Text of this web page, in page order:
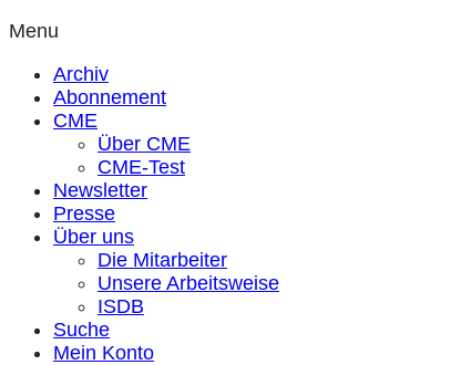
Menu
Archiv
Abonnement
CME
Über CME
CME-Test
Newsletter
Presse
Über uns
Die Mitarbeiter
Unsere Arbeitsweise
ISDB
Suche
Mein Konto